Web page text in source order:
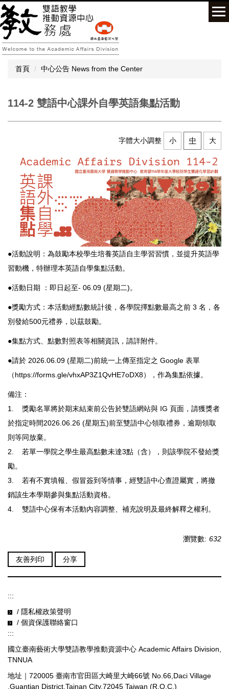
跳
到
主
要
內
首頁 中心公告 News from the Center
114-2 雙語中心課外自學英語集點活動
字體大小調整 小 中 大
●活動說明：為鼓勵本校學生培養英語自主學習習慣，並提升英語學
習動機，特辦理本英語自學集點活動。
●活動日期 ：即日起至- 06.09 (星期二)。
●獎勵方式：本活動經點數統計後，各學院擇點數最高之前 3 名，各
別發給500元禮券，以茲鼓勵。
●集點方式、點數對照表等相關資訊，請詳附件。
●請於 2026.06.09 (星期二)前統一上傳至指定之 Google 表單
（https://forms.gle/vhxAP3Z1QvHE7oDX8），作為集點依據。
備注：
1. 獎勵名單將於期末結束前公告於雙語網站與 IG 頁面，請獲獎者
於指定時間2026.06.26 (星期五)前至雙語中心領取禮券，逾期領取
則等同放棄。
2. 若單一學院之學生最高點數未達3點（含），則該學院不發給獎
勵。
3. 若有不實填報、假冒簽到等情事，經雙語中心查證屬實，將撤
銷該生本學期參與集點活動資格。
4. 雙語中心保有本活動內容調整、補充說明及最終解釋之權利。
瀏覽數: 632
友善列印 分享
:::
/ 隱私權政策聲明
/ 個資保護聯絡窗口
:::
國立臺南藝術大學雙語教學推動資源中心 Academic Affairs Division,
TNNUA
地址｜720005 臺南市官田區大崎里大崎66號 No.66,Daci Village
,Guantian District,Tainan City,72045 Taiwan (R.O.C.)